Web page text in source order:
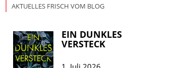
AKTUELLES FRISCH VOM BLOG
EIN DUNKLES
VERSTECK